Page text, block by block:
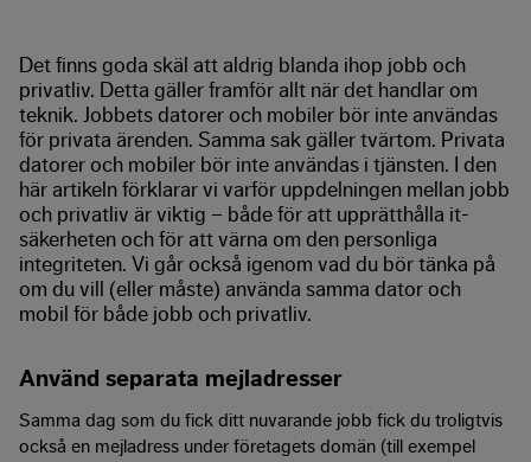
Det finns goda skäl att aldrig blanda ihop jobb och
privatliv. Detta gäller framför allt när det handlar om
teknik. Jobbets datorer och mobiler bör inte användas
för privata ärenden. Samma sak gäller tvärtom. Privata
datorer och mobiler bör inte användas i tjänsten. I den
här artikeln förklarar vi varför uppdelningen mellan jobb
och privatliv är viktig – både för att upprätthålla it-
säkerheten och för att värna om den personliga
integriteten. Vi går också igenom vad du bör tänka på
om du vill (eller måste) använda samma dator och
mobil för både jobb och privatliv.
Använd separata mejladresser
Samma dag som du fick ditt nuvarande jobb fick du troligtvis
också en mejladress under företagets domän (till exempel